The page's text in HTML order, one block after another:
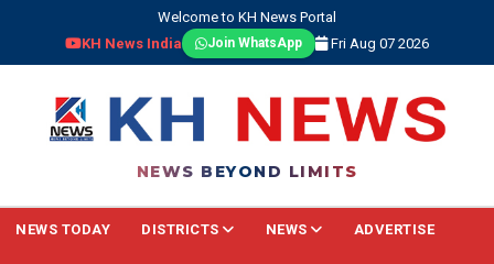
Welcome to KH News Portal
KH News India
Join WhatsApp Fri Aug 07 2026
NEWS BEYOND LIMITS
NEWS TODAY DISTRICTS NEWS ADVERTISE